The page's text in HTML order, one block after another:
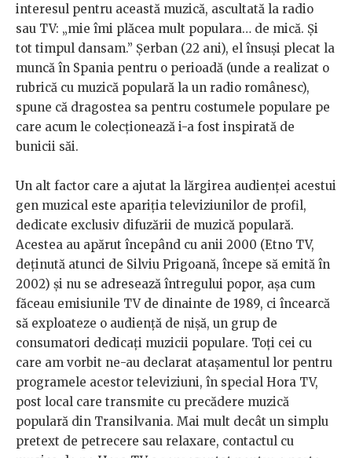
interesul pentru această muzică, ascultată la radio
sau TV: „mie îmi plăcea mult populara… de mică. Și
tot timpul dansam.” Șerban (22 ani), el însuși plecat la
muncă în Spania pentru o perioadă (unde a realizat o
rubrică cu muzică populară la un radio românesc),
spune că dragostea sa pentru costumele populare pe
care acum le colecționează i-a fost inspirată de
bunicii săi.
Un alt factor care a ajutat la lărgirea audienței acestui
gen muzical este apariția televiziunilor de profil,
dedicate exclusiv difuzării de muzică populară.
Acestea au apărut începând cu anii 2000 (Etno TV,
deținută atunci de Silviu Prigoană, începe să emită în
2002) și nu se adresează întregului popor, așa cum
făceau emisiunile TV de dinainte de 1989, ci încearcă
să exploateze o audiență de nișă, un grup de
consumatori dedicați muzicii populare. Toți cei cu
care am vorbit ne-au declarat atașamentul lor pentru
programele acestor televiziuni, în special Hora TV,
post local care transmite cu precădere muzică
populară din Transilvania. Mai mult decât un simplu
pretext de petrecere sau relaxare, contactul cu